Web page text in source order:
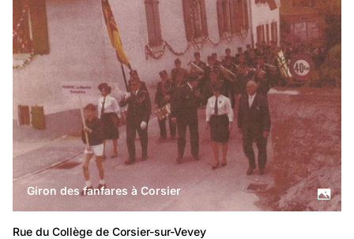
Giron des fanfares à Corsier
Rue du Collège de Corsier-sur-Vevey